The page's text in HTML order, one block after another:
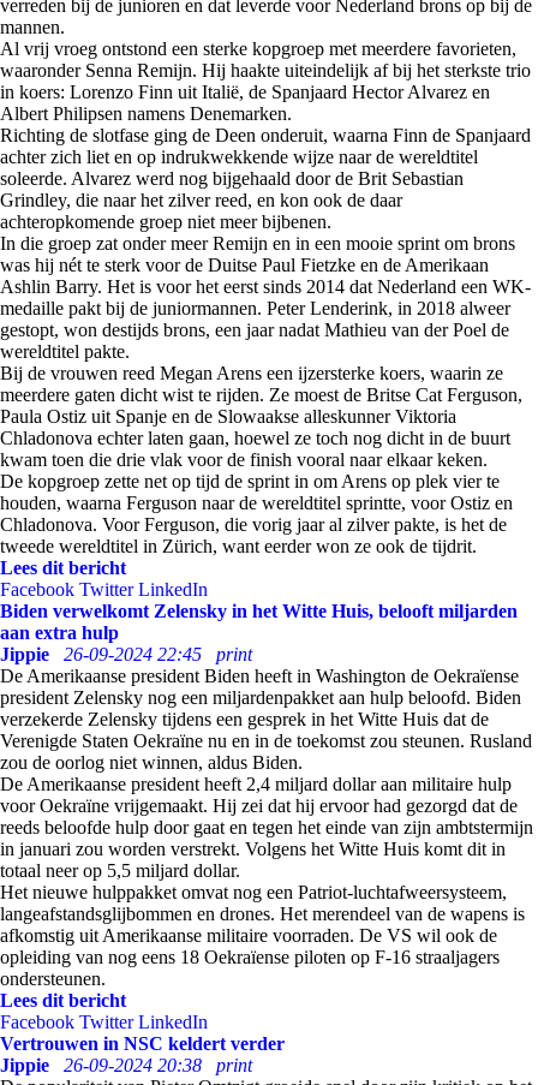
verreden bij de junioren en dat leverde voor Nederland brons op bij de
mannen.
Al vrij vroeg ontstond een sterke kopgroep met meerdere favorieten,
waaronder Senna Remijn. Hij haakte uiteindelijk af bij het sterkste trio
in koers: Lorenzo Finn uit Italië, de Spanjaard Hector Alvarez en
Albert Philipsen namens Denemarken.
Richting de slotfase ging de Deen onderuit, waarna Finn de Spanjaard
achter zich liet en op indrukwekkende wijze naar de wereldtitel
soleerde. Alvarez werd nog bijgehaald door de Brit Sebastian
Grindley, die naar het zilver reed, en kon ook de daar
achteropkomende groep niet meer bijbenen.
In die groep zat onder meer Remijn en in een mooie sprint om brons
was hij nét te sterk voor de Duitse Paul Fietzke en de Amerikaan
Ashlin Barry. Het is voor het eerst sinds 2014 dat Nederland een WK-
medaille pakt bij de juniormannen. Peter Lenderink, in 2018 alweer
gestopt, won destijds brons, een jaar nadat Mathieu van der Poel de
wereldtitel pakte.
Bij de vrouwen reed Megan Arens een ijzersterke koers, waarin ze
meerdere gaten dicht wist te rijden. Ze moest de Britse Cat Ferguson,
Paula Ostiz uit Spanje en de Slowaakse alleskunner Viktoria
Chladonova echter laten gaan, hoewel ze toch nog dicht in de buurt
kwam toen die drie vlak voor de finish vooral naar elkaar keken.
De kopgroep zette net op tijd de sprint in om Arens op plek vier te
houden, waarna Ferguson naar de wereldtitel sprintte, voor Ostiz en
Chladonova. Voor Ferguson, die vorig jaar al zilver pakte, is het de
tweede wereldtitel in Zürich, want eerder won ze ook de tijdrit.
Lees dit bericht
Facebook Twitter LinkedIn
Biden verwelkomt Zelensky in het Witte Huis, belooft miljarden
aan extra hulp
Jippie
26-09-2024 22:45
print
De Amerikaanse president Biden heeft in Washington de Oekraïense
president Zelensky nog een miljardenpakket aan hulp beloofd. Biden
verzekerde Zelensky tijdens een gesprek in het Witte Huis dat de
Verenigde Staten Oekraïne nu en in de toekomst zou steunen. Rusland
zou de oorlog niet winnen, aldus Biden.
De Amerikaanse president heeft 2,4 miljard dollar aan militaire hulp
voor Oekraïne vrijgemaakt. Hij zei dat hij ervoor had gezorgd dat de
reeds beloofde hulp door gaat en tegen het einde van zijn ambtstermijn
in januari zou worden verstrekt. Volgens het Witte Huis komt dit in
totaal neer op 5,5 miljard dollar.
Het nieuwe hulppakket omvat nog een Patriot-luchtafweersysteem,
langeafstandsglijbommen en drones. Het merendeel van de wapens is
afkomstig uit Amerikaanse militaire voorraden. De VS wil ook de
opleiding van nog eens 18 Oekraïense piloten op F-16 straaljagers
ondersteunen.
Lees dit bericht
Facebook Twitter LinkedIn
Vertrouwen in NSC keldert verder
Jippie
26-09-2024 20:38
print